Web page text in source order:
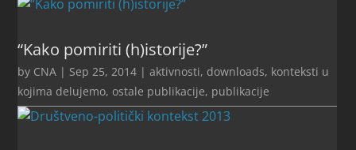
“Kako pomiriti (h)istorije?”
by CNA | Sep 25, 2014 |aktivnosti, downloads, konteksti u
kojima delujemo, ostale publikacije, publikacije